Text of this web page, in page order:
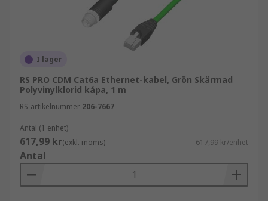
I lager
RS PRO CDM Cat6a Ethernet-kabel, Grön Skärmad
Polyvinylklorid kåpa, 1 m
RS-artikelnummer 206-7667
Antal (1 enhet)
617,99 kr(exkl. moms) 617,99 kr/enhet
Antal